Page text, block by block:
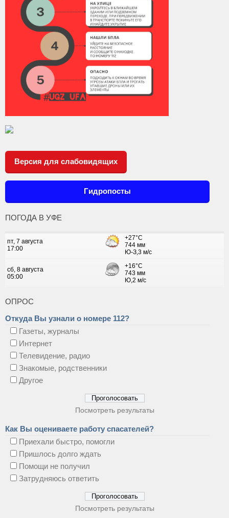
Версия для слабовидящих
Гидропосты
ПОГОДА В УФЕ
ОПРОС
Откуда Вы узнали о номере 112?
Газеты, журналы
Интернет
Телевидение, радио
Знакомые, родственники
Другое
Посмотреть результаты
Как Вы оцениваете работу спасателей?
Приехали быстро, помогли
Пришлось долго ждать
Помощи не получил
Затрудняюсь ответить
Посмотреть результаты